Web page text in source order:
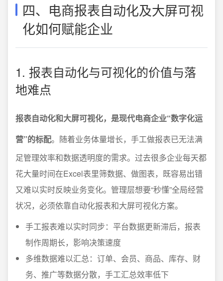
四、电商报表自动化及大屏可视
化如何赋能企业
1. 报表自动化与可视化的价值与落
地难点
报表自动化和大屏可视化，是现代电商企业“数字化运
营”的标配。随着业务体量增长，手工做报表已无法满
足管理效率和数据透明度的需求。过去很多企业每天都
花大量时间在Excel表里筛数据、做图表，既容易出错
又难以实时反映业务变化。管理层想要“秒懂”全局经营
状况，必须依靠自动化报表和大屏可视化方案。
手工报表难以实时同步：平台数据更新滞后，报表
制作周期长，影响决策速度
多维数据难以汇总：订单、会员、商品、库存、财
务、推广等数据分散，手工汇总效率低下